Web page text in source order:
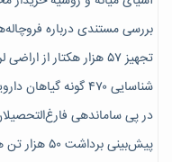
بررسی مستندی درباره
تجهیز ۵۷ هزار هکتار از اراضی لرستان به سیستم آبیاری نوین
شناسایی ۴۷٠ گونه گیاهان دارویی در آذربایجان غربی
در پی ساماندهی
پیش‎‌بینی برداشت ۵۰ هزار تن هلو از باغات چهارمحال و بختیاری